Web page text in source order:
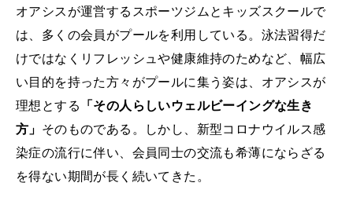
オアシスが運営するスポーツジムとキッズスクールで
は、多くの会員がプールを利用している。泳法習得だ
けではなくリフレッシュや健康維持のためなど、幅広
い目的を持った方々がプールに集う姿は、オアシスが
理想とする
「その人らしいウェルビーイングな生き
方」 そのものである。しかし、新型コロナウイルス感
染症の流行に伴い、会員同士の交流も希薄にならざる
を得ない期間が長く続いてきた。